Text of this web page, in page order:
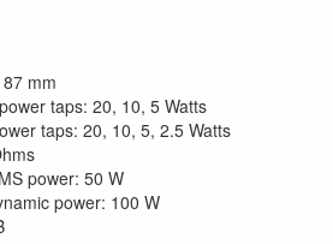
mm
taps: 20, 10, 5 Watts
taps: 20, 10, 5, 2.5 Watts
power: 50 W
power: 100 W